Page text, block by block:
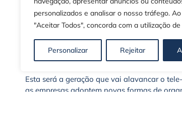
personalizados e analisar o nosso tráfego.
"Aceitar Todos", concorda com a utilização
Personalizar Rejeitar
Às empresas pedem bom ambiente,
consideram ideal montar a própria
9,3% querem ser funcionários públicos.
Esta será a geração que vai alavancar o
as empresas adoptem novas formas de